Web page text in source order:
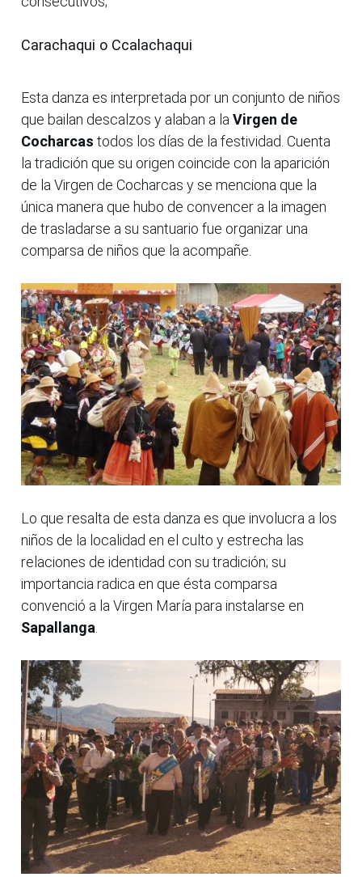
Carachaqui o Ccalachaqui
Esta danza es interpretada por un conjunto de niños
que bailan descalzos y alaban a la Virgen de
Cocharcas todos los días de la festividad. Cuenta
la tradición que su origen coincide con la aparición
de la Virgen de Cocharcas y se menciona que la
única manera que hubo de convencer a la imagen
de trasladarse a su santuario fue organizar una
comparsa de niños que la acompañe.
Lo que resalta de esta danza es que involucra a los
niños de la localidad en el culto y estrecha las
relaciones de identidad con su tradición; su
importancia radica en que ésta comparsa
convenció a la Virgen María para instalarse en
Sapallanga.